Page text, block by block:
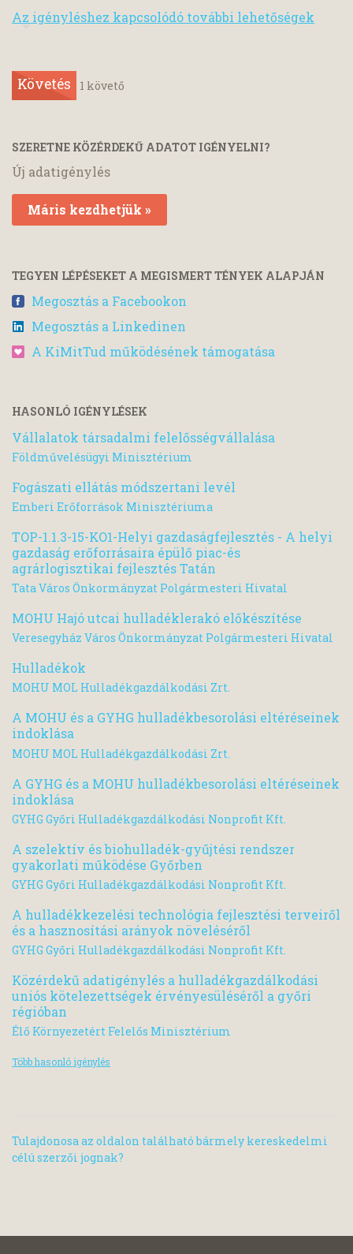
Az igényléshez kapcsolódó további lehetőségek
Követés 1 követő
SZERETNE KÖZÉRDEKŰ ADATOT IGÉNYELNI?
Új adatigénylés
Máris kezdhetjük »
TEGYEN LÉPÉSEKET A MEGISMERT TÉNYEK ALAPJÁN
Megosztás a Facebookon
Megosztás a Linkedinen
A KiMitTud működésének támogatása
HASONLÓ IGÉNYLÉSEK
Vállalatok társadalmi felelősségvállalása
Földművelésügyi Minisztérium
Fogászati ellátás módszertani levél
Emberi Erőforrások Minisztériuma
TOP-1.1.3-15-KO1-Helyi gazdaságfejlesztés - A helyi
gazdaság erőforrásaira épülő piac-és
agrárlogisztikai fejlesztés Tatán
Tata Város Önkormányzat Polgármesteri Hivatal
MOHU Hajó utcai hulladéklerakó előkészítése
Veresegyház Város Önkormányzat Polgármesteri Hivatal
Hulladékok
MOHU MOL Hulladékgazdálkodási Zrt.
A MOHU és a GYHG hulladékbesorolási eltéréseinek
indoklása
MOHU MOL Hulladékgazdálkodási Zrt.
A GYHG és a MOHU hulladékbesorolási eltéréseinek
indoklása
GYHG Győri Hulladékgazdálkodási Nonprofit Kft.
A szelektív és biohulladék-gyűjtési rendszer
gyakorlati működése Győrben
GYHG Győri Hulladékgazdálkodási Nonprofit Kft.
A hulladékkezelési technológia fejlesztési terveiről
és a hasznosítási arányok növeléséről
GYHG Győri Hulladékgazdálkodási Nonprofit Kft.
Közérdekű adatigénylés a hulladékgazdálkodási
uniós kötelezettségek érvényesüléséről a győri
régióban
Élő Környezetért Felelős Minisztérium
Több hasonló igénylés
Tulajdonosa az oldalon található bármely kereskedelmi
célú szerzői jognak?